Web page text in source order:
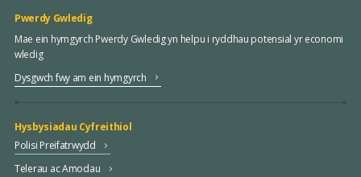
Pwerdy Gwledig
Mae ein hymgyrch Pwerdy Gwledig yn helpu i ryddhau potensial yr economi
wledig
Dysgwch fwy am ein hymgyrch
Hysbysiadau Cyfreithiol
Polisi Preifatrwydd
Telerau ac Amodau